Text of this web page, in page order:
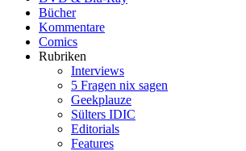
Bücher
Kommentare
Comics
Rubriken
Interviews
5 Fragen nix sagen
Geekplauze
Sülters IDIC
Editorials
Features